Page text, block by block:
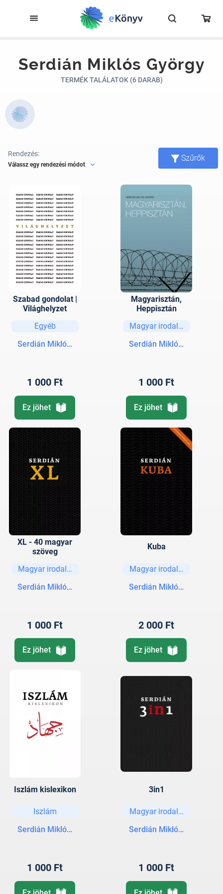
Serdián Miklós György
TERMÉK TALÁLATOK (6 DARAB)
Rendezés:
Válassz egy rendezési módot
Szűrők
Szabad gondolat |
Világhelyzet
Egyéb
Serdián Miklós György
1 000 Ft
Ez jöhet
Magyarisztán,
Heppisztán
Magyar irodalom
Serdián Miklós György
1 000 Ft
Ez jöhet
XL - 40 magyar
szöveg
Magyar irodalom
Serdián Miklós György
1 000 Ft
Ez jöhet
Kuba
Magyar irodalom
Serdián Miklós György
2 000 Ft
Ez jöhet
Iszlám kislexikon
Iszlám
Serdián Miklós György
1 000 Ft
3in1
Magyar irodalom
Serdián Miklós György
1 000 Ft